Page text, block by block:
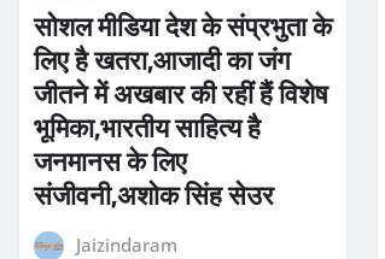
सोशल मीडिया देश के संप्रभुता के
लिए है खतरा,आजादी का जंग
जीतने में अखबार की रहीं हैं विशेष
भूमिका,भारतीय साहित्य है
जनमानस के लिए
संजीवनी,अशोक सिंह सेउर
Jaizindaram